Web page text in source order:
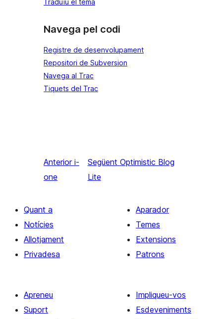
Traduïu el tema
Navega pel codi
Registre de desenvolupament
Repositori de Subversion
Navega al Trac
Tiquets del Trac
Anterior i-
one
Següent Optimistic Blog
Lite
Quant a
Notícies
Allotjament
Privadesa
Aparador
Temes
Extensions
Patrons
Apreneu
Suport
Impliqueu-vos
Esdeveniments